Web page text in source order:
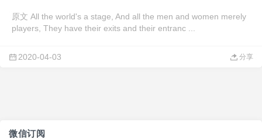
原文 All the world's a stage, And all the men and women merely
players, They have their exits and their entranc ...
2020-04-03 分享
微信订阅